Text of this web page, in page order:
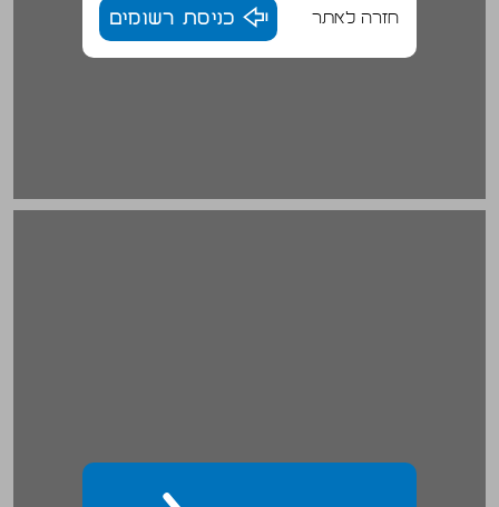
חזרה לאתר כניסת רשומים
פרק ראשון המרחב התרבותי, הדתי, החברתי והפנים - תנועתי להקמת פועלי אגודת ישראל בארץ ישראל ... 19